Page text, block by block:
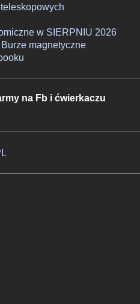
w SIERPNIU 2026
magnetyczne
na Fb i ćwierkaczu